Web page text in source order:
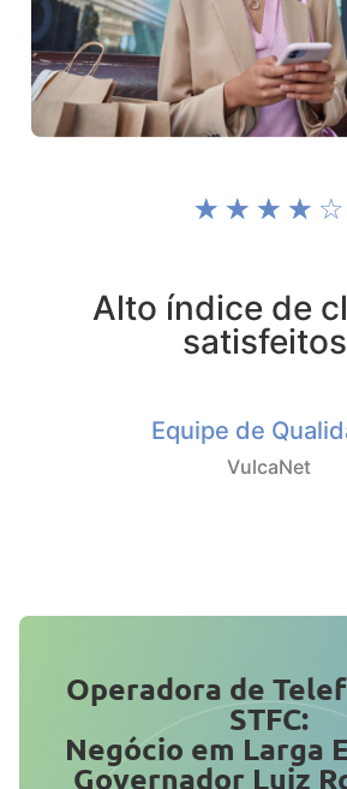
☆ ☆ ☆ ☆ ☆
Alto índice de
Equipe de
VulcaNet
Operadora de
STFC:
Negócio em Larga
Governador Luiz